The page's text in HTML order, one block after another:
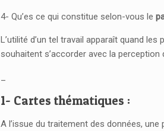
4- Qu’es ce qui constitue selon-vous le
L’utilité d’un tel travail apparaît quand
souhaitent s’accorder avec la
1- Cartes thématiques :
A l’issue du traitement des données,